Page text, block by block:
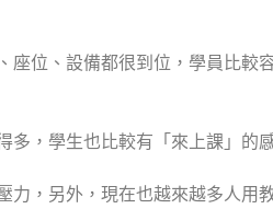
位、設備都很到位，學員比較
，學生也比較有「來上課」的
，另外，現在也越來越多人用